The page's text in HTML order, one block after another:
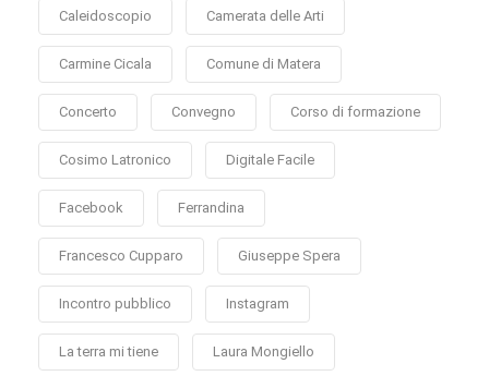
Caleidoscopio Camerata delle Arti
Carmine Cicala Comune di Matera
Concerto Convegno Corso di formazione
Cosimo Latronico Digitale Facile
Facebook Ferrandina
Francesco Cupparo Giuseppe Spera
Incontro pubblico Instagram
La terra mi tiene Laura Mongiello